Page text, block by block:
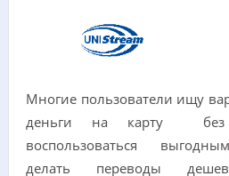
Многие пользователи ищу
деньги на карту без
воспользоваться
делать переводы